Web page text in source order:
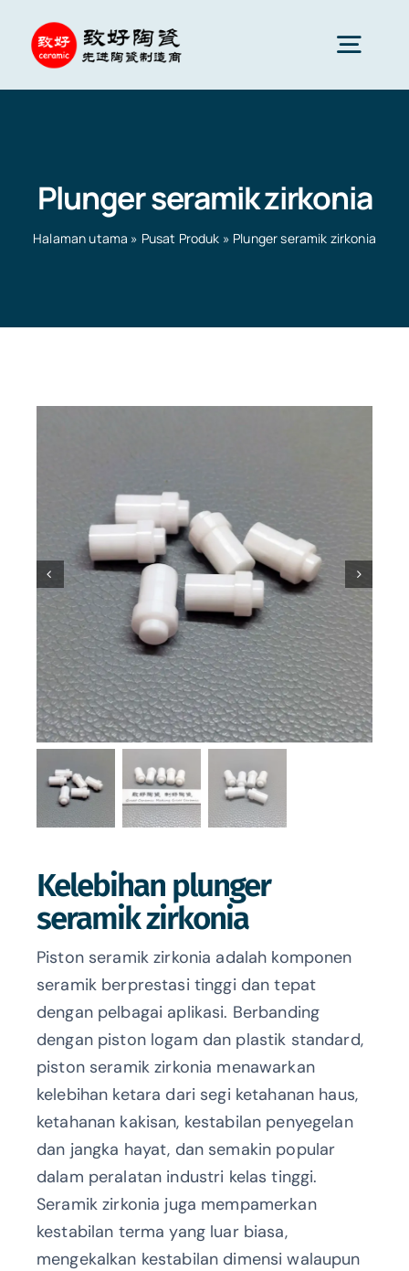
content
Komponen seramik
Gunaan Seramik
Plunger seramik zirkonia
Halaman utama » Pusat Produk » Plunger seramik zirkonia
Kelebihan plunger
seramik zirkonia
Piston seramik zirkonia adalah komponen
seramik berprestasi tinggi dan tepat
dengan pelbagai aplikasi. Berbanding
dengan piston logam dan plastik standard,
piston seramik zirkonia menawarkan
kelebihan ketara dari segi ketahanan haus,
ketahanan kakisan, kestabilan penyegelan
dan jangka hayat, dan semakin popular
dalam peralatan industri kelas tinggi.
Seramik zirkonia juga mempamerkan
kestabilan terma yang luar biasa,
mengekalkan kestabilan dimensi walaupun